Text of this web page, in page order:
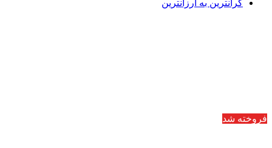
گرانترین به ارزانترین
فروخته شد